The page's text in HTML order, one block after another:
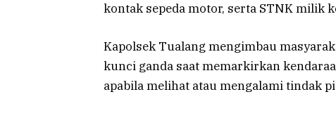
kontak sepeda motor, serta STNK milik
Kapolsek Tualang mengimbau
kunci ganda saat memarkirkan
apabila melihat atau mengalami tindak